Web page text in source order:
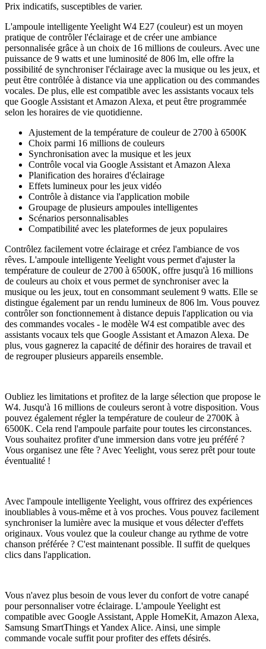
Prix indicatifs, susceptibles de varier.
L'ampoule intelligente Yeelight W4 E27 (couleur) est un moyen
pratique de contrôler l'éclairage et de créer une ambiance
personnalisée grâce à un choix de 16 millions de couleurs. Avec une
puissance de 9 watts et une luminosité de 806 lm, elle offre la
possibilité de synchroniser l'éclairage avec la musique ou les jeux, et
peut être contrôlée à distance via une application ou des commandes
vocales. De plus, elle est compatible avec les assistants vocaux tels
que Google Assistant et Amazon Alexa, et peut être programmée
selon les horaires de vie quotidienne.
Ajustement de la température de couleur de 2700 à 6500K
Choix parmi 16 millions de couleurs
Synchronisation avec la musique et les jeux
Contrôle vocal via Google Assistant et Amazon Alexa
Planification des horaires d'éclairage
Effets lumineux pour les jeux vidéo
Contrôle à distance via l'application mobile
Groupage de plusieurs ampoules intelligentes
Scénarios personnalisables
Compatibilité avec les plateformes de jeux populaires
Contrôlez facilement votre éclairage et créez l'ambiance de vos
rêves. L'ampoule intelligente Yeelight vous permet d'ajuster la
température de couleur de 2700 à 6500K, offre jusqu'à 16 millions
de couleurs au choix et vous permet de synchroniser avec la
musique ou les jeux, tout en consommant seulement 9 watts. Elle se
distingue également par un rendu lumineux de 806 lm. Vous pouvez
contrôler son fonctionnement à distance depuis l'application ou via
des commandes vocales - le modèle W4 est compatible avec des
assistants vocaux tels que Google Assistant et Amazon Alexa. De
plus, vous gagnerez la capacité de définir des horaires de travail et
de regrouper plusieurs appareils ensemble.
Oubliez les limitations et profitez de la large sélection que propose le
W4. Jusqu'à 16 millions de couleurs seront à votre disposition. Vous
pouvez également régler la température de couleur de 2700K à
6500K. Cela rend l'ampoule parfaite pour toutes les circonstances.
Vous souhaitez profiter d'une immersion dans votre jeu préféré ?
Vous organisez une fête ? Avec Yeelight, vous serez prêt pour toute
éventualité !
Avec l'ampoule intelligente Yeelight, vous offrirez des expériences
inoubliables à vous-même et à vos proches. Vous pouvez facilement
synchroniser la lumière avec la musique et vous délecter d'effets
originaux. Vous voulez que la couleur change au rythme de votre
chanson préférée ? C'est maintenant possible. Il suffit de quelques
clics dans l'application.
Vous n'avez plus besoin de vous lever du confort de votre canapé
pour personnaliser votre éclairage. L'ampoule Yeelight est
compatible avec Google Assistant, Apple HomeKit, Amazon Alexa,
Samsung SmartThings et Yandex Alice. Ainsi, une simple
commande vocale suffit pour profiter des effets désirés.